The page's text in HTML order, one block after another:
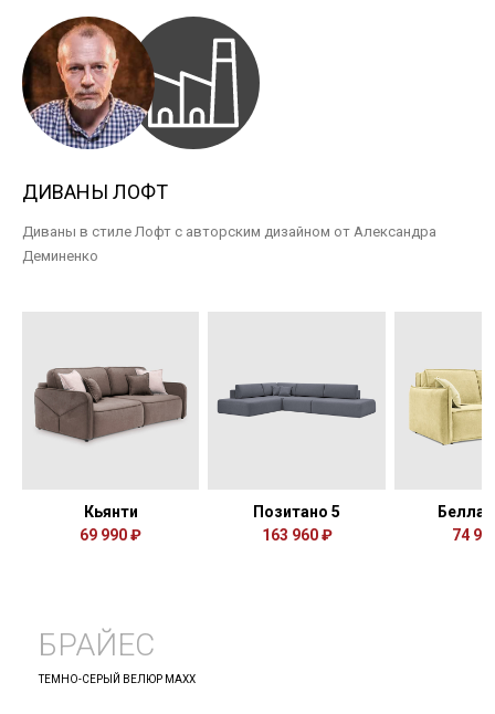
ДИВАНЫ ЛОФТ
Диваны в стиле Лофт с авторским дизайном от Александра
Деминенко
Кьянти
69 990 ₽
Позитано 5
163 960 ₽
Белла
74
БРАЙЕС
ТЕМНО-СЕРЫЙ ВЕЛЮР MAXX